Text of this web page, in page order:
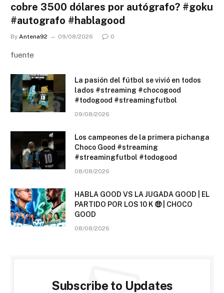
cobre 3500 dólares por autógrafo? #goku
#autografo #hablagood
By Antena92 09/08/2026 0
fuente
La pasión del fútbol se vivió en todos
lados #streaming #chocogood
#todogood #streamingfutbol
09/08/2026
Los campeones de la primera pichanga
Choco Good #streaming
#streamingfutbol #todogood
08/08/2026
HABLA GOOD VS LA JUGADA GOOD | EL
PARTIDO POR LOS 10 K 🤑 | CHOCO
GOOD
08/08/2026
Subscribe to Updates